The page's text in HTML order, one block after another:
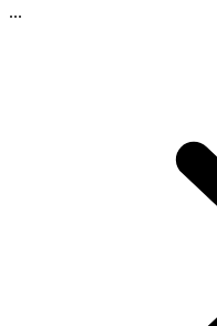
...